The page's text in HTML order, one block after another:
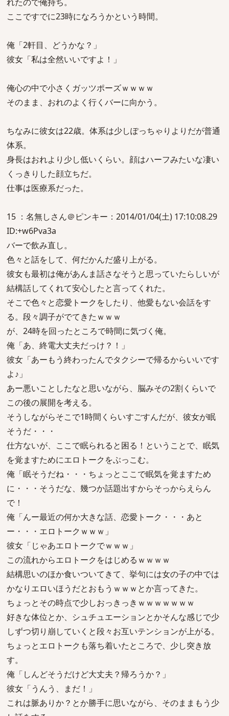
ここですでに23時になろうかという時間。
俺「2軒目、どうかな？」
彼女「私は全然いいですよ！」
俺心の中で小さくガッツポーズｗｗｗｗ
そのまま、おれのよく行くバーに向かう。
ちなみに彼女は22歳。体系は少しぽっちゃりよりだが普通
体系。
身長はおれより少し低いくらい。顔はハーフみたいな凄い
くっきりした顔立ちだ。
仕事は医療系だった。
15 ：名無しさん＠ピンキー：2014/01/04(土) 17:10:08.29
ID:+w6Pva3a
バーで飲み直し。
色々と話をして、何だかんだ盛り上がる。
彼女も最初は俺があんま話さなそうと思っていたらしいが
結構話してくれて安心したと言ってくれた。
そこで色々と恋愛トークをしたり、他愛もない会話をす
る。段々調子がでてきたｗｗｗ
が、24時を回ったところで時間に気づく俺。
俺「あ、終電大丈夫だっけ？！」
彼女「あーもう終わったんでタクシーで帰るからいいです
よ♪」
あー悪いことしたなと思いながら、脳みその2割くらいで
この後の展開を考える。
そうしながらそこで1時間くらいすごすんだが、彼女が眠
そうだ・・・
仕方ないが、ここで眠られると困る！ということで、眠気
を覚ますためにエロトークをぶっこむ。
俺「眠そうだね・・・ちょっとここで眠気を覚ますため
に・・・そうだな、幾つか話題出すからそっからえらん
で！
俺「んー最近の何か大きな話、恋愛トーク・・・あと
ー・・・エロトークｗｗｗ」
彼女「じゃあエロトークでｗｗｗ」
この流れからエロトークをはじめるｗｗｗｗ
結構思いのほか食いついてきて、挙句には女の子の中では
かなりエロいほうだとおもうｗｗｗとか言ってきた。
ちょっとその時点で少しおっきっきｗｗｗｗｗｗｗ
好きな体位とか、シュチュエーションとかそんな感じで少
しずつ切り崩していくと段々お互いテンションが上がる。
ちょっとエロトークも落ち着いたところで、少し突き放
す。
俺「しんどそうだけど大丈夫？帰ろうか？」
彼女「うんう、まだ！」
これは脈ありか？とか勝手に思いながら、そのままもう少